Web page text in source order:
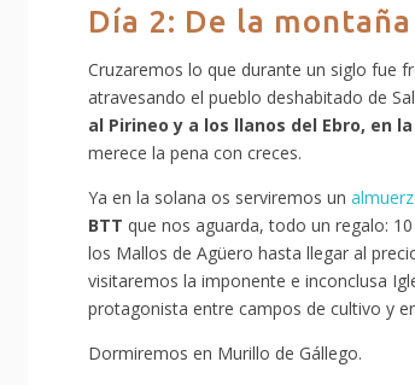
Día 2: De la
Cruzaremos lo que durante un siglo fue
atravesando el pueblo deshabitado de
al Pirineo y a los llanos del Ebro, en
merece la pena con creces.
Ya en la solana os serviremos un
BTT que nos aguarda, todo un regalo:
los Mallos de Agüero hasta llegar al
visitaremos la imponente e inconclusa
protagonista entre campos de cultivo y
Dormiremos en Murillo de Gállego.